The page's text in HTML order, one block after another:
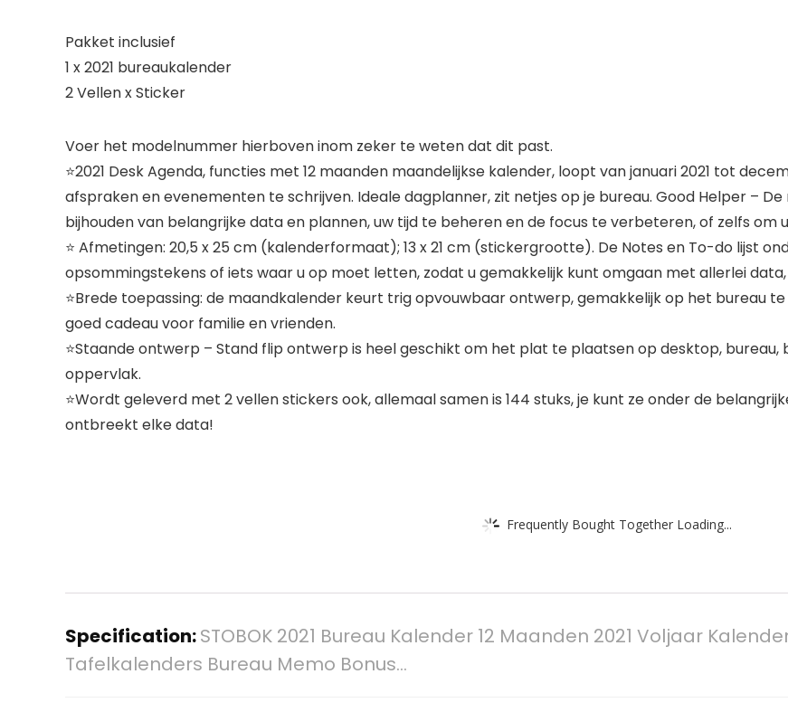
Pakket inclusief
1 x 2021 bureaukalender
2 Vellen x Sticker
Voer het modelnummer hierboven inom zeker te weten dat dit past.
⭐2021 Desk Agenda, functies met 12 maanden maandelijkse kalender, loopt van januari 2021 tot
afspraken en evenementen te schrijven. Ideale dagplanner, zit netjes op je bureau. Good Helper –
bijhouden van belangrijke data en plannen, uw tijd te beheren en de focus te verbeteren, of zelfs om
⭐ Afmetingen: 20,5 x 25 cm (kalenderformaat); 13 x 21 cm (stickergrootte). De Notes en To-do lijst
opsommingstekens of iets waar u op moet letten, zodat u gemakkelijk kunt omgaan met allerlei
⭐Brede toepassing: de maandkalender keurt trig opvouwbaar ontwerp, gemakkelijk op het bureau
goed cadeau voor familie en vrienden.
⭐Staande ontwerp – Stand flip ontwerp is heel geschikt om het plat te plaatsen op desktop,
oppervlak.
⭐Wordt geleverd met 2 vellen stickers ook, allemaal samen is 144 stuks, je kunt ze onder de
ontbreekt elke data!
Frequently Bought Together Loading...
Specification:STOBOK 2021 Bureau Kalender 12 Maanden 2021 Voljaar
Tafelkalenders Bureau Memo Bonus…